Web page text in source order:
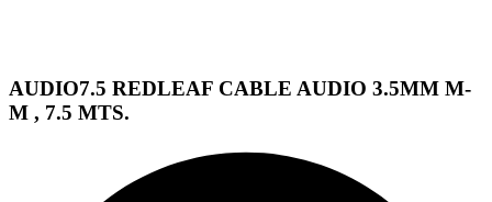
AUDIO7.5 REDLEAF CABLE AUDIO 3.5MM M-
M , 7.5 MTS.